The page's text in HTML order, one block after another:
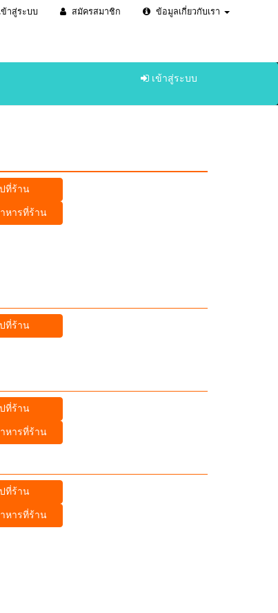
ข้าสู่ระบบ สมัครสมาชิก ข้อมูลเกี่ยวกับเรา
เข้าสู่ระบบ
ที่ร้าน
หารที่ร้าน
ที่ร้าน
ที่ร้าน
หารที่ร้าน
ที่ร้าน
หารที่ร้าน